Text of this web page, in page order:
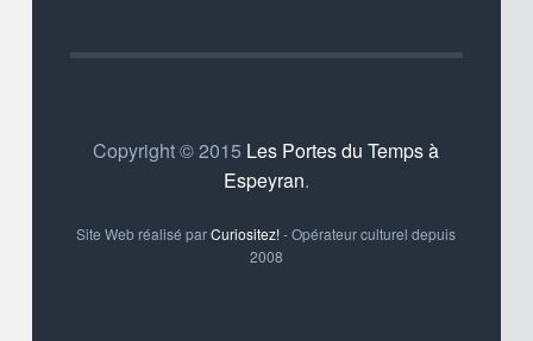
Copyright © 2015 Les Portes du Temps à
Espeyran.
Site Web réalisé parCuriositez!- Opérateur culturel depuis
2008